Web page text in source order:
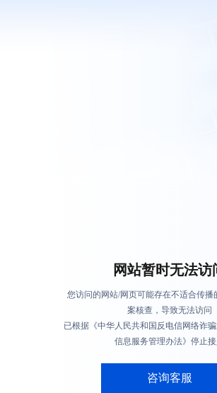
网站暂时无法访
您访问的网站/网页可能存在不适合传播
案核查，导致无法访问
已根据《中华人民共和国反电信网络诈
信息服务管理办法》停止接
咨询客服